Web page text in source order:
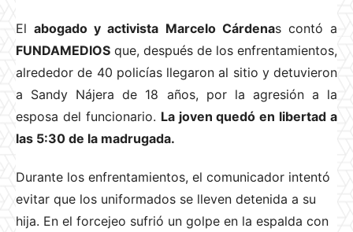
Elabogado y activista Marcelo Cárdenas contó a
FUNDAMEDIOS que, después de los enfrentamientos,
alrededor de 40 policías llegaron al sitio y detuvieron
a Sandy Nájera de 18 años, por la agresión a la
esposa del funcionario. La joven quedó en libertad a
las 5:30 de la madrugada.
Durante los enfrentamientos, el comunicador intentó
evitar que los uniformados se lleven detenida a su
hija. En el forcejeo sufrió un golpe en la espalda con